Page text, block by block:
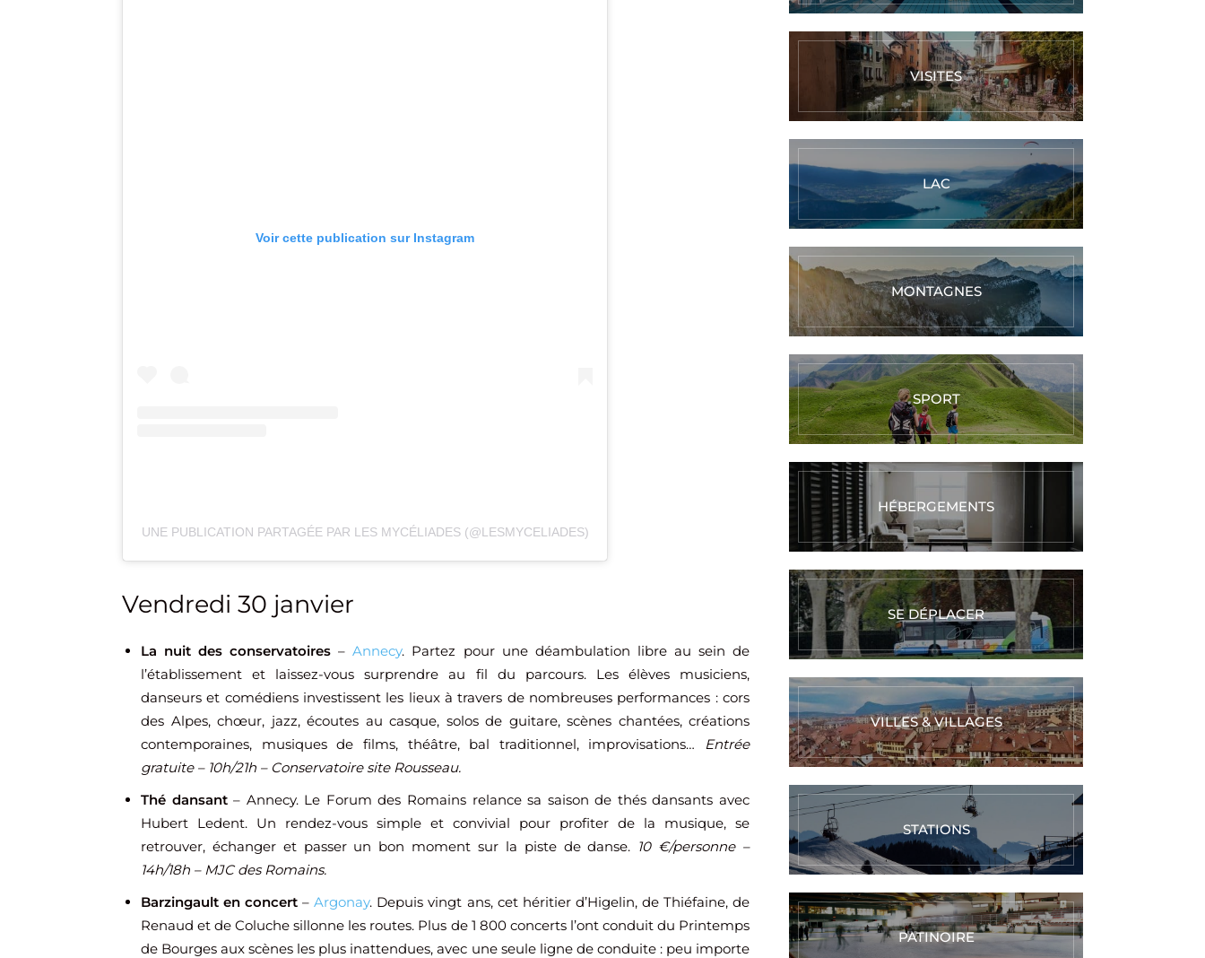
Voir cette publication sur Instagram
UNE PUBLICATION PARTAGÉE PAR LES MYCÉLIADES (@LESMYCELIADES)
Vendredi 30 janvier
La nuit des conservatoires –Annecy. Partez pour une déambulation libre au sein de
l’établissement et laissez-vous surprendre au fil du parcours. Les élèves musiciens,
danseurs et comédiens investissent les lieux à travers de nombreuses performances : cors
des Alpes, chœur, jazz, écoutes au casque, solos de guitare, scènes chantées, créations
contemporaines, musiques de films, théâtre, bal traditionnel, improvisations… Entrée
gratuite – 10h/21h – Conservatoire site Rousseau.
Thé dansant– Annecy. Le Forum des Romains relance sa saison de thés dansants avec
Hubert Ledent. Un rendez-vous simple et convivial pour profiter de la musique, se
retrouver, échanger et passer un bon moment sur la piste de danse. 10 €/personne –
14h/18h – MJC des Romains.
Barzingault en concert –Argonay. Depuis vingt ans, cet héritier d’Higelin, de Thiéfaine, de
Renaud et de Coluche sillonne les routes. Plus de 1 800 concerts l’ont conduit du Printemps
de Bourges aux scènes les plus inattendues, avec une seule ligne de conduite : peu importe
VISITES
LAC
MONTAGNES
SPORT
HÉBERGEMENTS
SE DÉPLACER
VILLES & VILLAGES
STATIONS
PATINOIRE